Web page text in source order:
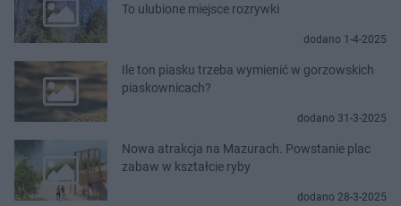
To ulubione miejsce rozrywki
dodano 1-4-2025
Ile ton piasku trzeba wymienić w gorzowskich
piaskownicach?
dodano 31-3-2025
Nowa atrakcja na Mazurach. Powstanie plac
zabaw w kształcie ryby
dodano 28-3-2025